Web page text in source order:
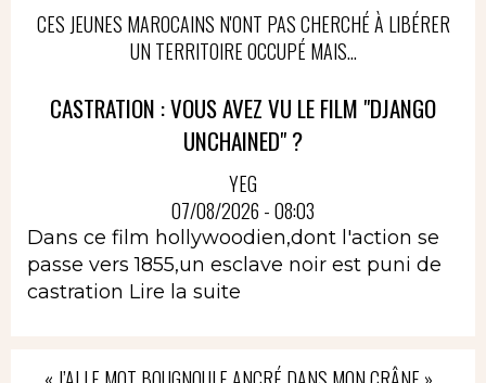
CES JEUNES MAROCAINS N'ONT PAS CHERCHÉ À LIBÉRER
UN TERRITOIRE OCCUPÉ MAIS...
CASTRATION : VOUS AVEZ VU LE FILM "DJANGO
UNCHAINED" ?
YEG
07/08/2026 - 08:03
Dans ce film hollywoodien,dont l'action se
passe vers 1855,un esclave noir est puni de
castration Lire la suite